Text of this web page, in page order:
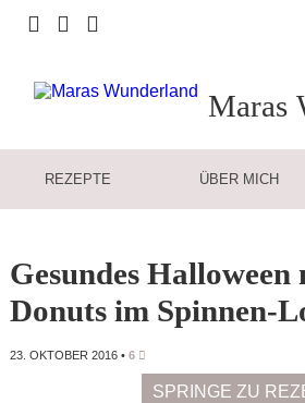
Maras
REZEPTE ÜBER MICH
Gesundes Halloween
Donuts im Spinnen-
23. OKTOBER 2016• 6
SPRINGE ZU